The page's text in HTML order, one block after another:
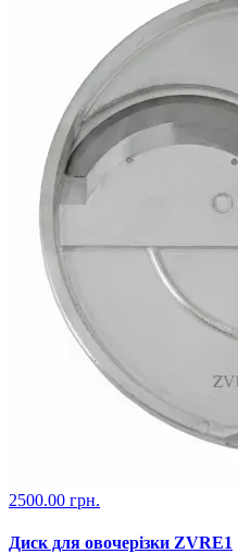
2500.00 грн.
Диск для овочерізки ZVRE1